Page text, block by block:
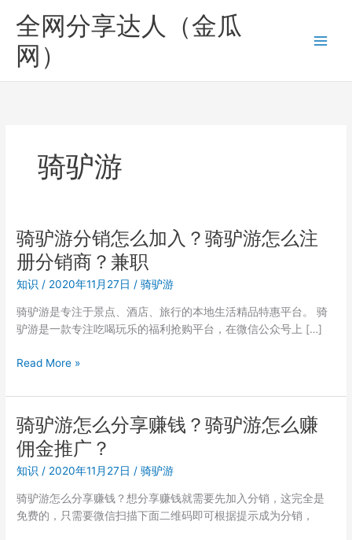
全网分享达人（金瓜
网）
骑驴游
骑驴游分销怎么加入？骑驴游怎么注
册分销商？兼职
知识 / 2020年11月27日/骑驴游
骑驴游是专注于景点、酒店、旅行的本地生活精品特惠平台。 骑
驴游是一款专注吃喝玩乐的福利抢购平台，在微信公众号上 […]
骑
游
销
怎
么
入？
骑
Read More »
骑驴游怎么分享赚钱？骑驴游怎么赚
佣金推广？
知识 / 2020年11月27日/骑驴游
骑驴游怎么分享赚钱？想分享赚钱就需要先加入分销，这完全是
免费的，只需要微信扫描下面二维码即可根据提示成为分销，